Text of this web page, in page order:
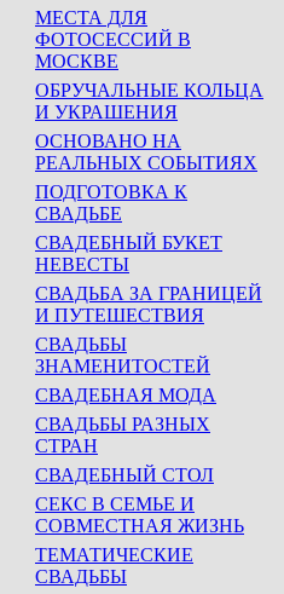
МЕСТА ДЛЯ
ФОТОСЕССИЙ В
МОСКВЕ
ОБРУЧАЛЬНЫЕ КОЛЬЦА
И УКРАШЕНИЯ
ОСНОВАНО НА
РЕАЛЬНЫХ СОБЫТИЯХ
ПОДГОТОВКА К
СВАДЬБЕ
СВАДЕБНЫЙ БУКЕТ
НЕВЕСТЫ
СВАДЬБА ЗА ГРАНИЦЕЙ
И ПУТЕШЕСТВИЯ
СВАДЬБЫ
ЗНАМЕНИТОСТЕЙ
СВАДЕБНАЯ МОДА
СВАДЬБЫ РАЗНЫХ
СТРАН
СВАДЕБНЫЙ СТОЛ
СЕКС В СЕМЬЕ И
СОВМЕСТНАЯ ЖИЗНЬ
ТЕМАТИЧЕСКИЕ
СВАДЬБЫ